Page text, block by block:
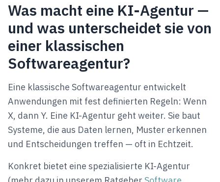
Was macht eine KI-Agentur —
und was unterscheidet sie von
einer klassischen
Softwareagentur?
Eine klassische Softwareagentur entwickelt
Anwendungen mit fest definierten Regeln: Wenn
X, dann Y. Eine KI-Agentur geht weiter. Sie baut
Systeme, die aus Daten lernen, Muster erkennen
und Entscheidungen treffen — oft in Echtzeit.
Konkret bietet eine spezialisierte KI-Agentur